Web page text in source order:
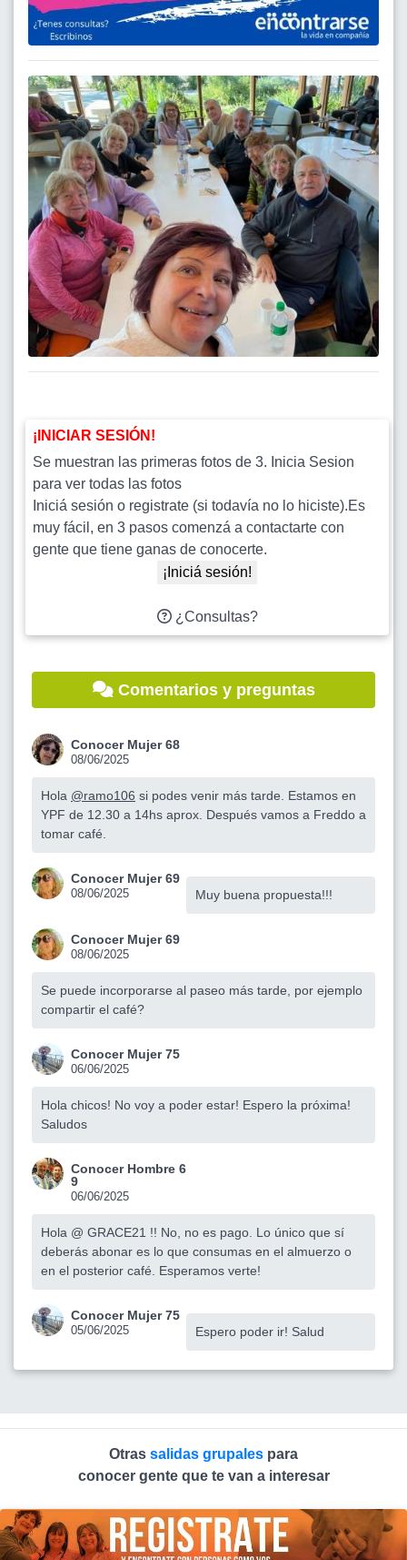
¡INICIAR SESIÓN!
Se muestran las primeras fotos de 3. Inicia Sesion
para ver todas las fotos
Iniciá sesión o registrate (si todavía no lo hiciste).Es
muy fácil, en 3 pasos comenzá a contactarte con
gente que tiene ganas de conocerte.
¡Iniciá sesión!
¿Consultas?
Comentarios y preguntas
Conocer Mujer 68
08/06/2025
Hola @ramo106 si podes venir más tarde. Estamos en
YPF de 12.30 a 14hs aprox. Después vamos a Freddo a
tomar café.
Conocer Mujer 69
08/06/2025 Muy buena propuesta!!!
Conocer Mujer 69
08/06/2025
Se puede incorporarse al paseo más tarde, por ejemplo
compartir el café?
Conocer Mujer 75
06/06/2025
Hola chicos! No voy a poder estar! Espero la próxima!
Saludos
Conocer Hombre 6
9
06/06/2025
Hola @ GRACE21 !! No, no es pago. Lo único que sí
deberás abonar es lo que consumas en el almuerzo o
en el posterior café. Esperamos verte!
Conocer Mujer 75
05/06/2025 Espero poder ir! Salud
Otras salidas grupales para
conocer gente que te van a interesar